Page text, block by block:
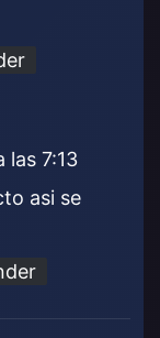
las 7:13
asi se